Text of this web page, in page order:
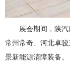
展会期间，陕
常州常奇、河北卓
景新能源清障装备。